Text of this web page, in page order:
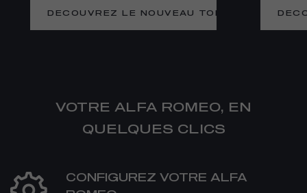
DECOUVREZ LE NOUVEAU TONALE
VOTRE ALFA ROMEO, EN
QUELQUES CLICS
CONFIGUREZ VOTRE ALFA